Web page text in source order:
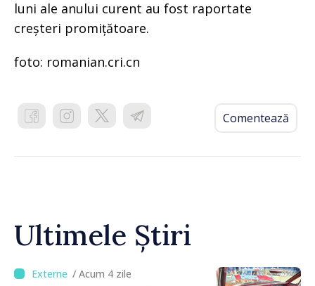
luni ale anului curent au fost raportate
creșteri promițătoare.
foto: romanian.cri.cn
Comentează
Ultimele Știri
/ Acum 4 zile